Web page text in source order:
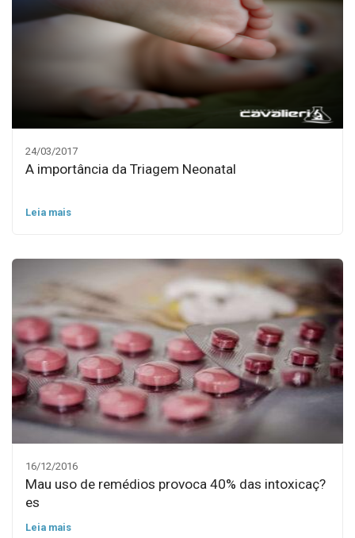
24/03/2017
A importância da Triagem Neonatal
Leia mais
16/12/2016
Mau uso de remédios provoca 40% das intoxicaç?
es
Leia mais